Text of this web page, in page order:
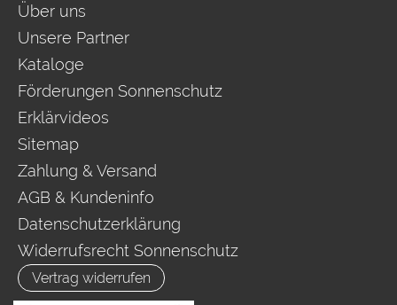
Über uns
Unsere Partner
Kataloge
Förderungen Sonnenschutz
Erklärvideos
Sitemap
Zahlung & Versand
AGB & Kundeninfo
Datenschutzerklärung
Widerrufsrecht Sonnenschutz
Vertrag widerrufen